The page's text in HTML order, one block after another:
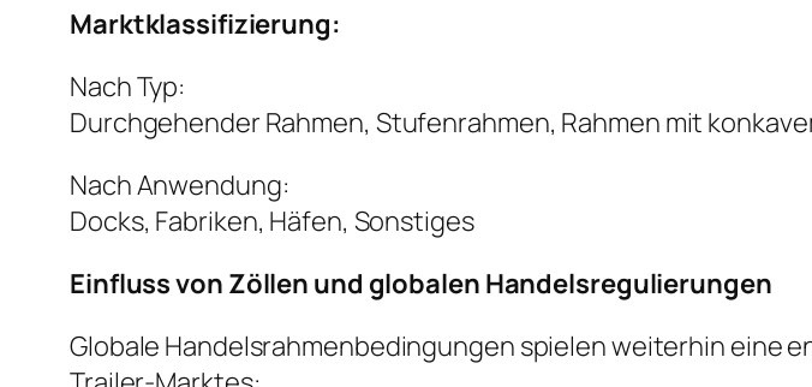
Marktklassifizierung:
Nach Typ:
Durchgehender Rahmen, Stufenrahmen, Rahmen mit
Nach Anwendung:
Docks, Fabriken, Häfen, Sonstiges
Einfluss von Zöllen und globalen Handelsregulierungen
Globale Handelsrahmenbedingungen spielen weiterhin eine